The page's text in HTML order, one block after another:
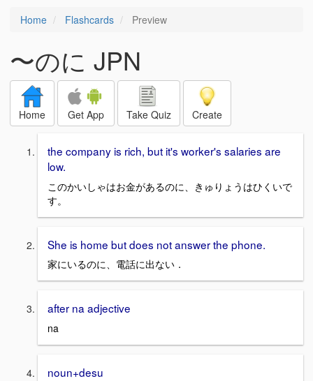
Home Flashcards Preview
〜のに JPN
Home Get App Take Quiz Create
the company is rich, but it's worker's salaries are
low.
このかいしゃはお金があるのに、きゅりょうはひくいで
す。
She is home but does not answer the phone.
家にいるのに、電話に出ない．
after na adjective
na
noun+desu